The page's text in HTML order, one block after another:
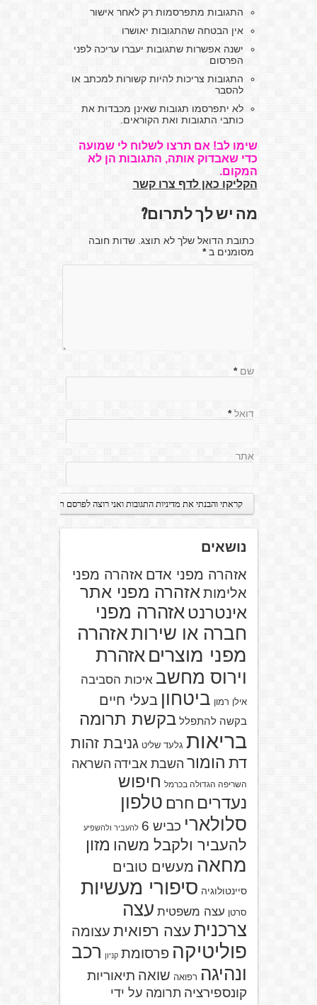
התגובות מתפרסמות רק לאחר אישור
אין הבטחה שהתגובות יאושרו
ישנה אפשרות שתגובות יעברו עריכה לפני
הפרסום
התגובות צריכות להיות קשורות למכתב או
להסבר
לא יתפרסמו תגובות שאינן מכבדות את
כותבי התגובות ואת הקוראים.
שימו לב! אם תרצו לשלוח לי שמועה
כדי שאבדוק אותה, התגובות הן לא
המקום.
הקליקו כאן לדף צרו קשר
מה יש לך לתרום?
כתובת הדואל שלך לא תוצג. שדות חובה
מסומנים ב*
שם *
דואל *
אתר
נושאים
אזהרה מפני אדם אזהרה מפני
אלימות אזהרה מפני אתר
אינטרנט אזהרה מפני
חברה או שירותאזהרה
מפני מוצרים אזהרת
וירוס מחשב איכות הסביבה
אילן רמון ביטחון בעלי חיים
בקשה להתפלל בקשת תרומה
בריאות גלעד שליט גניבת זהות
דת הומור השבת אבידה השראה
השריפה הגדולה בכרמל חיפוש
נעדרים חרם טלפון
סלולארי כביש 6 להעביר ולהשפיע
להעביר ולקבל משהו מזון
מחאה מעשים טובים
סיינטולוגיה סיפורי מעשיות
סרטן עצה משפטית עצה
צרכנית עצה רפואית עצומה
פוליטיקה פרסומת קניון רכב
ונהיגה רפואה שואה תיאוריות
קונספירציה תרומה על ידי